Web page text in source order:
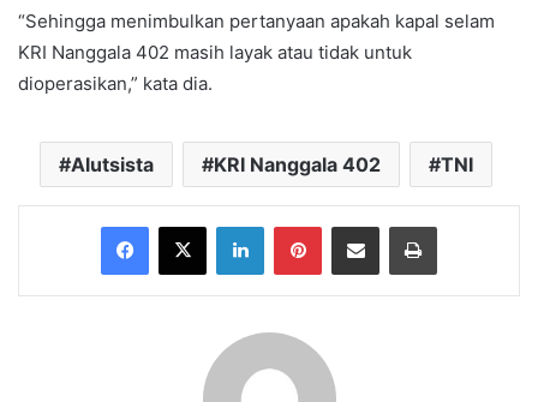
“Sehingga menimbulkan pertanyaan apakah kapal selam
KRI Nanggala 402 masih layak atau tidak untuk
dioperasikan,” kata dia.
Alutsista KRI Nanggala 402 TNI
Facebook
X LinkedInPinterestShare via Email Print